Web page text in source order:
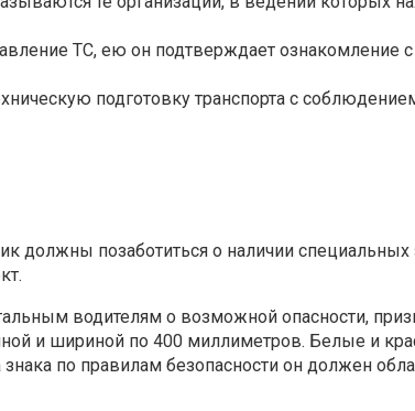
ТС, ею он подтверждает ознакомление
подготовку транспорта с
должны позаботиться о наличии
водителям о возможной опасности,
и шириной по 400 миллиметров. Белые и
по правилам безопасности он должен